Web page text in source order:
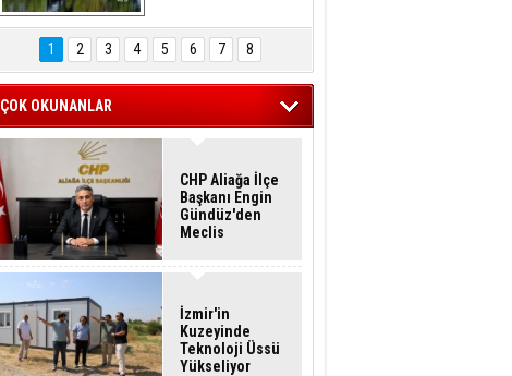
Hasan Eser'in
Objektifinden
1 2 3 4 5 6 7 8
ÇOK OKUNANLAR
CHP Aliağa İlçe
Başkanı Engin
Gündüz'den
Meclis
Çağrısı
İzmir'in
Kuzeyinde
Teknoloji Üssü
Yükseliyor